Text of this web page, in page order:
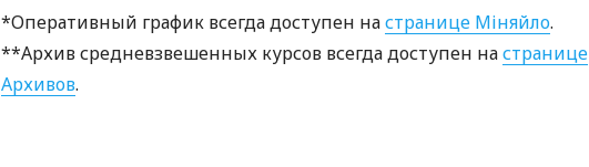
*Оперативный график всегда доступен настранице Міняйло.
**Архив средневзвешенных курсов всегда доступен настранице
Архивов.